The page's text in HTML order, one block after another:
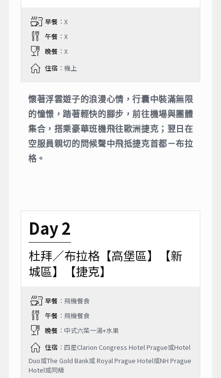
早餐：X
午餐：X
晚餐：X
住宿 ：機上
懷著浮雲遊子的浪漫心情，行囊中裝滿無限
的憧憬，踏著輕快的腳步，前往機場與團體
集合，搭乘豪華班機飛往歐洲捷克；翌日在
空服員親切的問候聲中飛抵捷克首都－布拉
格。
Day 2
杜拜／布拉格【高堡區】【新
城區】【捷克】
早餐：飛機餐食
午餐：飛機餐食
晚餐：中式六菜一湯+水果
住宿 ：四星Clarion Congress Hotel Prague或Hotel
Duo或The Gold Bank或 Royal Prague Hotel或NH Prague
Hotel或同級